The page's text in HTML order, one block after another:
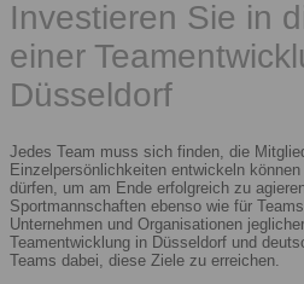
Investieren Sie in
einer
Düsseldorf
Jedes Team muss sich finden, die
Einzelpersönlichkeiten entwickeln
dürfen, um am Ende erfolgreich zu
Sportmannschaften ebenso wie für
Unternehmen und Organisationen
Teamentwicklung in Düsseldorf und
Teams dabei, diese Ziele zu erreichen.